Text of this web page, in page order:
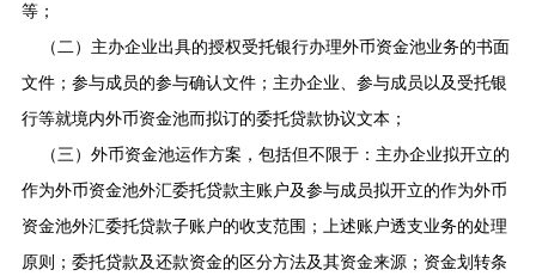
等；
（二）主办企业出具的授权受托银行办理外币资金池业务的书面
文件；参与成员的参与确认文件；主办企业、参与成员以及受托银
行等就境内外币资金池而拟订的委托贷款协议文本；
（三）外币资金池运作方案，包括但不限于：主办企业拟开立的
作为外币资金池外汇委托贷款主账户及参与成员拟开立的作为外币
资金池外汇委托贷款子账户的收支范围；上述账户透支业务的处理
原则；委托贷款及还款资金的区分方法及其资金来源；资金划转条